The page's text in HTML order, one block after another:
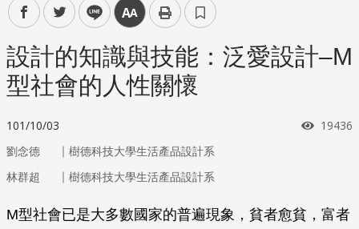
facebooktwitter line 中
設計的知識與技能：泛愛設計–M
型社會的人性關懷
101/10/03 瀏覽次
19436
劉念德 ｜ 樹德科技大學生活產品設計系
林群超
｜ 樹德科技大學生活產品設計系
M型社會已是大多數國家的普遍現象，貧者愈貧，富者